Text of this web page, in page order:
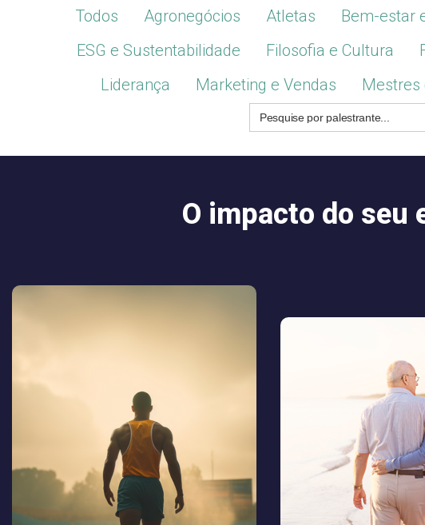
Todos Agronegócios Atletas Bem-estar
ESG e Sustentabilidade
Filosofia e Cultura
Liderança
Marketing e Vendas Mestres
Search
for:
O impacto do seu